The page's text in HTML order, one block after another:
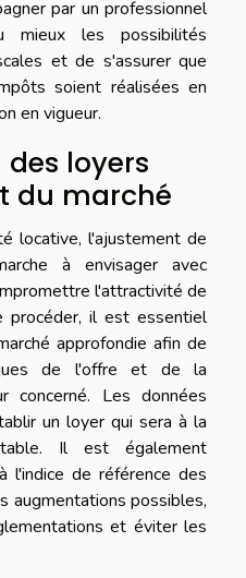
par un professionnel
mieux les possibilités
et de s'assurer que
soient réalisées en
en vigueur.
loyers
du marché
locative, l'ajustement de
à envisager avec
l'attractivité de
procéder, il est essentiel
approfondie afin de
de l'offre et de la
concerné. Les données
un loyer qui sera à la
Il est également
l'indice de référence des
augmentations possibles,
et éviter les